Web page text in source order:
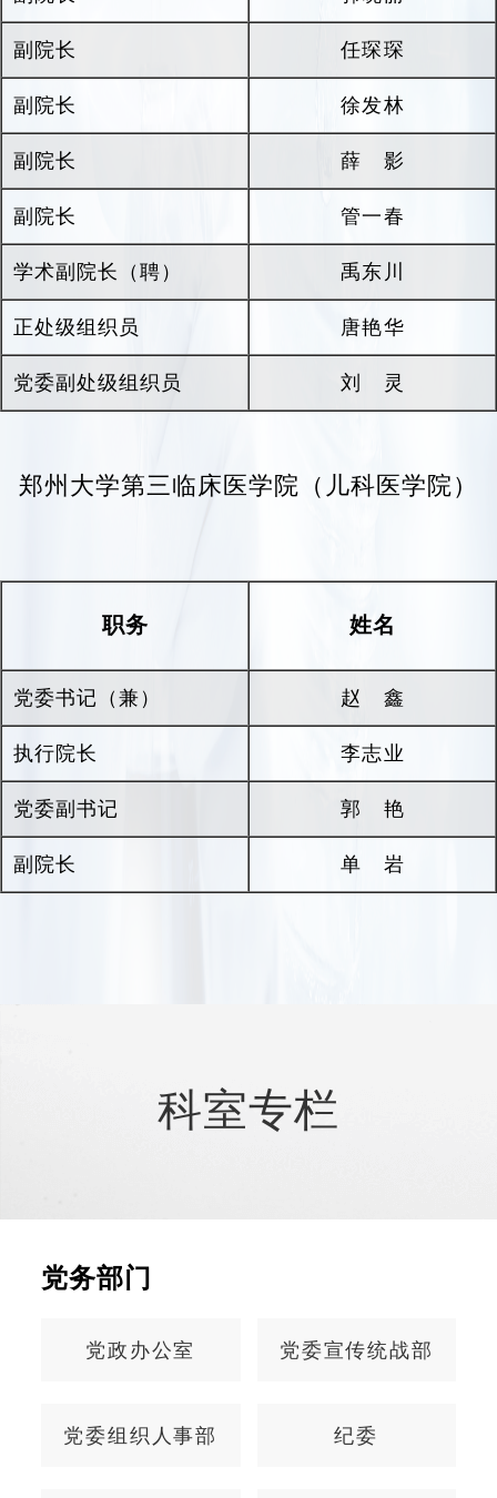
医院承担着郑州大学博士研究生、硕士研究
生、本科生和留学生的教学任务。作为郑州大学
儿科医学院，医院从1983年开始一直承担着儿科
医学系的招生和培养工作，目前有儿科学和临床
医学（5加3一体化儿科学）专业学生共339人。
2021年儿科学专业获批河南省一流本科专业，
2022年，郑州大学依托我院，设置郑州大学儿科
医学院，依托一流的师资队伍和国家住培基地、
国家规培基地，为省内外源源不断地输送培养医
我院作为省级三级甲等妇幼保健院，目前承担
着全省妇女儿童的医疗、保健以及妇产儿童专业
持续开展“两癌”“两筛 ”民生实事工作，为全省孕
肯定。
近年来，医院先后荣获全国妇幼工作先进单
单位、全国医药卫生系统先进集体、全国医院文
化建设先进单位、河南省五一劳动奖状、河南省
医院行风建设先进单位、河南省群众满意医院、
河南省医院“十大指标”先进单位、河南省医院管
理年活动综合评价先进单位、河南省卫生文化建
项荣誉称号。
健院的目标奋楫前行，共同创造更加美好的明
天。（数据截止到2026年3月）
副院长 任琛琛
副院长 徐发林
副院长 薛 影
副院长 管一春
学术副院长（聘） 禹东川
正处级组织员 唐艳华
党委副处级组织员 刘 灵
郑州大学第三临床医学院（儿科医学院）
职务 姓名
党委书记（兼） 赵鑫
执行院长 李志业
党委副书记 郭艳
副院长 单岩
科室专栏
党务部门
党政办公室 党委宣传统战部
党委组织人事部 纪委